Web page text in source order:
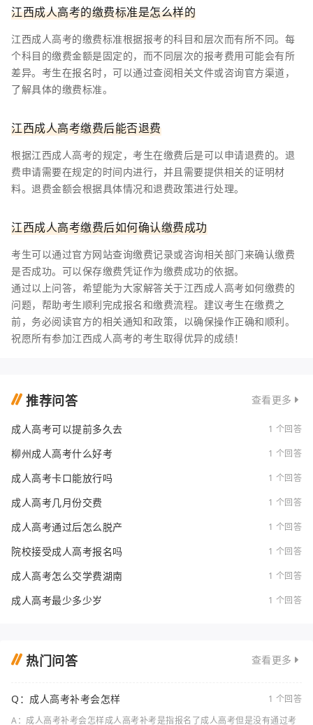
江西成人高考的缴费标准是怎么样的
江西成人高考的缴费标准根据报考的科目和层次而有所不同。每
个科目的缴费金额是固定的，而不同层次的报考费用可能会有所
差异。考生在报名时，可以通过查阅相关文件或咨询官方渠道，
了解具体的缴费标准。
江西成人高考缴费后能否退费
根据江西成人高考的规定，考生在缴费后是可以申请退费的。退
费申请需要在规定的时间内进行，并且需要提供相关的证明材
料。退费金额会根据具体情况和退费政策进行处理。
江西成人高考缴费后如何确认缴费成功
考生可以通过官方网站查询缴费记录或咨询相关部门来确认缴费
是否成功。可以保存缴费凭证作为缴费成功的依据。
通过以上问答，希望能为大家解答关于江西成人高考如何缴费的
问题，帮助考生顺利完成报名和缴费流程。建议考生在缴费之
前，务必阅读官方的相关通知和政策，以确保操作正确和顺利。
祝愿所有参加江西成人高考的考生取得优异的成绩！
推荐问答 查看更多
成人高考可以提前多久去 1 个回答
柳州成人高考什么好考 1 个回答
成人高考卡口能放行吗 1 个回答
成人高考几月份交费 1 个回答
成人高考通过后怎么脱产 1 个回答
院校接受成人高考报名吗 1 个回答
成人高考怎么交学费湖南 1 个回答
成人高考最少多少岁 1 个回答
热门问答 查看更多
Q：成人高考补考会怎样
1 个回答
A：成人高考补考会怎样成人高考补考是指报名了成人高考但是没有通过考